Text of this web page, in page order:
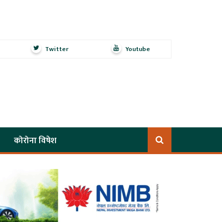
Twitter Youtube
कोरोना विषेश